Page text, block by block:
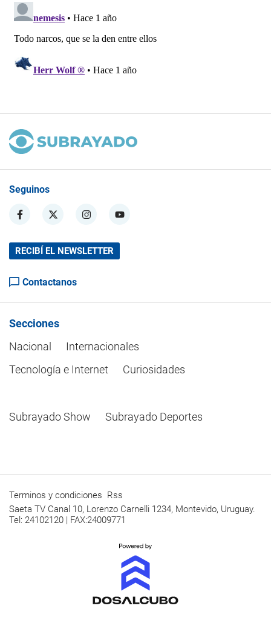
Seguinos
RECIBÍ EL NEWSLETTER
Contactanos
Secciones
Nacional
Internacionales
Tecnología e Internet
Curiosidades
Subrayado Show Subrayado Deportes
Terminos y condiciones
Rss
Saeta TV Canal 10, Lorenzo Carnelli 1234, Montevido, Uruguay.
Tel: 24102120 | FAX:24009771